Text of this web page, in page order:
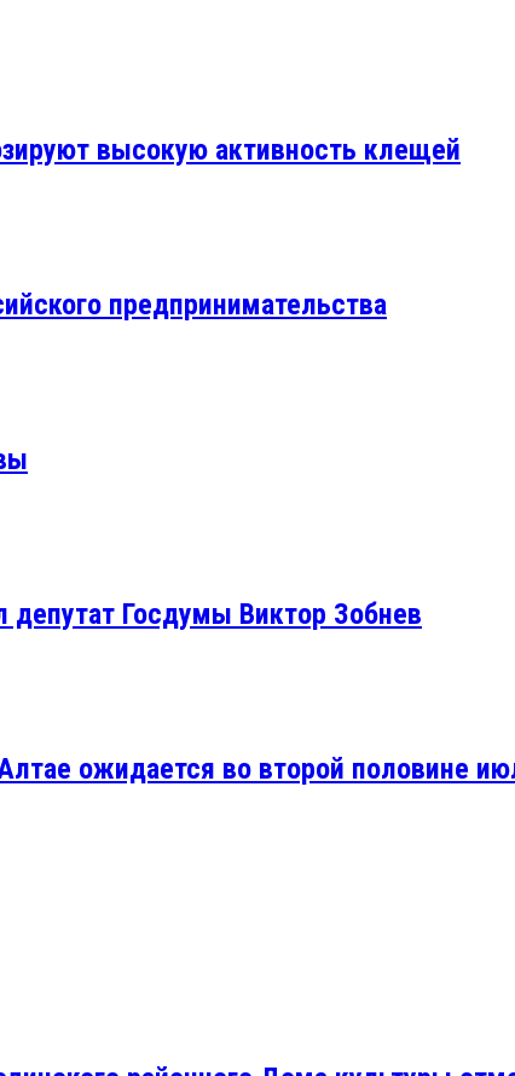
высокую активность клещей
предпринимательства
депутат Госдумы Виктор Зобнев
ожидается во второй половине